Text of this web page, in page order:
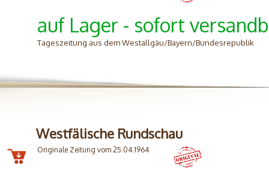
auf Lager - sofort
Tageszeitung aus dem Westallgäu/Bayern/Bundesrepublik
Westfälische Rundschau
Originale Zeitung vom 25.04.1964